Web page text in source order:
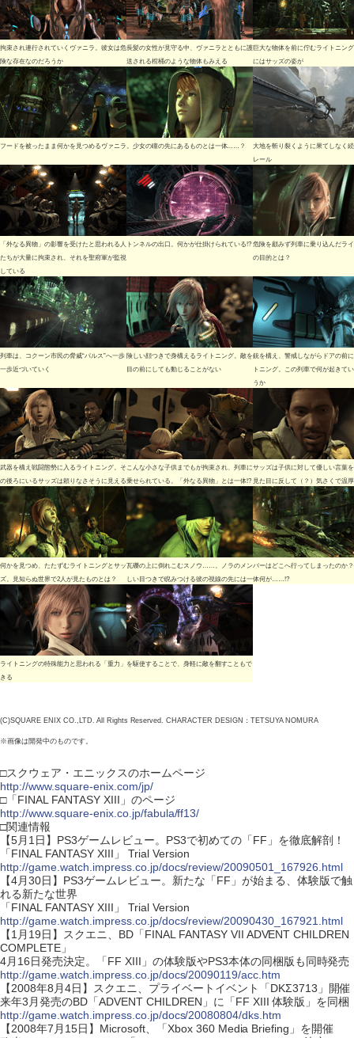
拘束され連行されていくヴァニラ。彼女は危
険な存在なのだろうか
長髪の女性が見守る中、ヴァニラとともに護
送される棺桶のような物体もみえる
巨大な物体を前に佇むライトニン
にはサッズの姿が
フードを被ったまま何かを見つめるヴァニラ。少女の瞳の先にあるものとは一体……？
大地を斬り裂くように果てしなく
レール
「外なる異物」の影響を受けたと思われる人
たちが大量に拘束され、それを聖府軍が監視
している
トンネルの出口。何かが仕掛けられている!? 危険を顧みず列車に乗り込んだラ
の目的とは？
列車は、コクーン市民の脅威“パルス”へ一歩
一歩近づいていく
険しい顔つきで身構えるライトニング。敵を
目の前にしても動じることがない
銃を構え、警戒しながらドアの前
トニング。この列車で何が起きて
うか
武器を構え戦闘態勢に入るライトニング。そ
の後ろにいるサッズは頼りなさそうに見える
こんな小さな子供までもが拘束され、列車に
乗せられている。「外なる異物」とは一体!?
サッズは子供に対して優しい言葉
見た目に反して（？）気さくで温
何かを見つめ、たたずむライトニングとサッ
ズ。見知らぬ世界で2人が見たものとは？
瓦礫の上に倒れこむスノウ……。ノラのメンバーはどこへ行ってしまったのか
しい目つきで睨みつける彼の視線の先には一体何が……!?
ライトニングの特殊能力と思われる「重力」を駆使することで、身軽に敵を翻すこともで
きる
(C)SQUARE ENIX CO.,LTD. All Rights Reserved. CHARACTER DESIGN：TETSUYA NOMURA
※画像は開発中のものです。
□スクウェア・エニックスのホームページ
http://www.square-enix.com/jp/
□「FINAL FANTASY XIII」のページ
http://www.square-enix.co.jp/fabula/ff13/
□関連情報
【5月1日】PS3ゲームレビュー。PS3で初めての「FF」を徹底解剖！
「FINAL FANTASY XIII」 Trial Version
http://game.watch.impress.co.jp/docs/review/20090501_167926.html
【4月30日】PS3ゲームレビュー。新たな「FF」が始まる、体験版で触
れる新たな世界
「FINAL FANTASY XIII」 Trial Version
http://game.watch.impress.co.jp/docs/review/20090430_167921.html
【1月19日】スクエニ、BD「FINAL FANTASY VII ADVENT CHILDREN
COMPLETE」
4月16日発売決定。「FF XIII」の体験版やPS3本体の同梱版も同時発売
http://game.watch.impress.co.jp/docs/20090119/acc.htm
【2008年8月4日】スクエニ、プライベートイベント「DKΣ3713」開催
来年3月発売のBD「ADVENT CHILDREN」に「FF XIII 体験版」を同梱
http://game.watch.impress.co.jp/docs/20080804/dks.htm
【2008年7月15日】Microsoft、「Xbox 360 Media Briefing」を開催